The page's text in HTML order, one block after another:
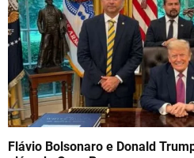
Flávio Bolsonaro e Donald